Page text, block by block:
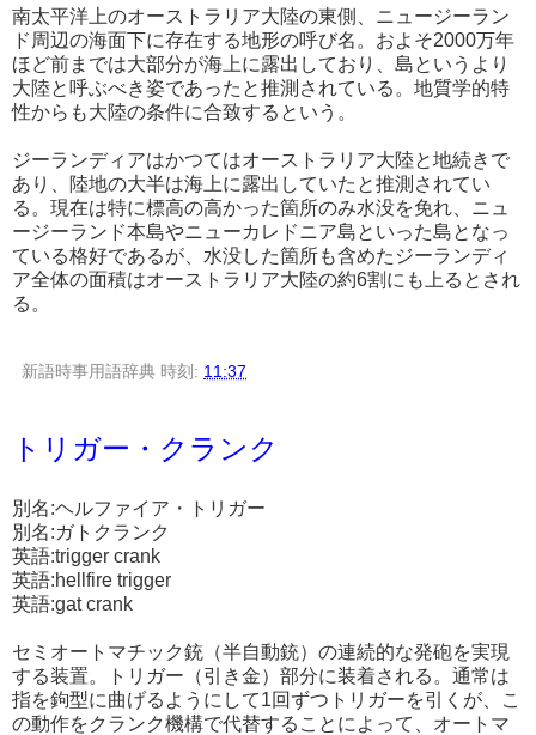
南太平洋上のオーストラリア大陸の東側、ニュージーラン
ド周辺の海面下に存在する地形の呼び名。およそ2000万年
ほど前までは大部分が海上に露出しており、島というより
大陸と呼ぶべき姿であったと推測されている。地質学的特
性からも大陸の条件に合致するという。
ジーランディアはかつてはオーストラリア大陸と地続きで
あり、陸地の大半は海上に露出していたと推測されてい
る。現在は特に標高の高かった箇所のみ水没を免れ、ニュ
ージーランド本島やニューカレドニア島といった島となっ
ている格好であるが、水没した箇所も含めたジーランディ
ア全体の面積はオーストラリア大陸の約6割にも上るとされ
る。
新語時事用語辞典 時刻: 11:37
トリガー・クランク
別名:ヘルファイア・トリガー
別名:ガトクランク
英語:trigger crank
英語:hellfire trigger
英語:gat crank
セミオートマチック銃（半自動銃）の連続的な発砲を実現
する装置。トリガー（引き金）部分に装着される。通常は
指を鉤型に曲げるようにして1回ずつトリガーを引くが、こ
の動作をクランク機構で代替することによって、オートマ